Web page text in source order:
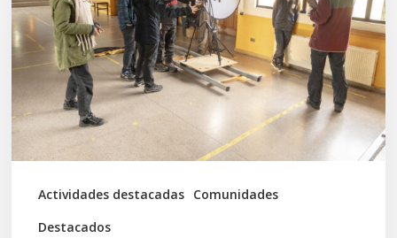
Actividades destacadas Comunidades
Destacados
del
mar:
largometraje
de
ficción
se
graba